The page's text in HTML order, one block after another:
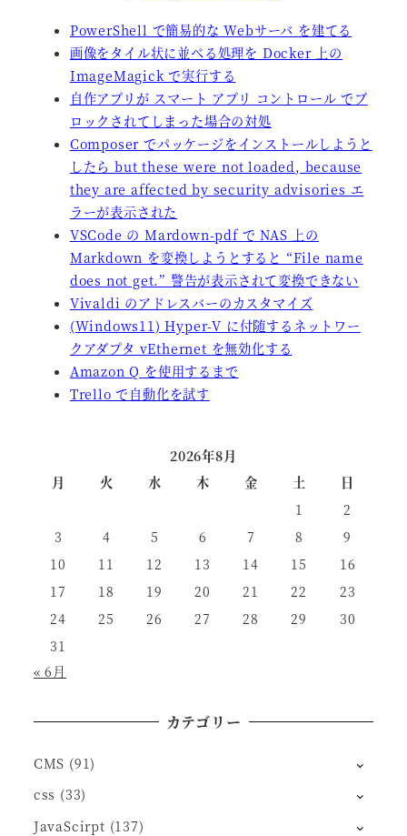
PowerShell で簡易的な Webサーバ を建てる
画像をタイル状に並べる処理を Docker 上の
ImageMagick で実行する
自作アプリが スマート アプリ コントロール でブ
ロックされてしまった場合の対処
Composer でパッケージをインストールしようと
したら but these were not loaded, because
they are affected by security advisories エ
ラーが表示された
VSCode の Mardown-pdf で NAS 上の
Markdown を変換しようとすると “File name
does not get.” 警告が表示されて変換できない
Vivaldi のアドレスバーのカスタマイズ
(Windows11) Hyper-V に付随するネットワー
クアダプタ vEthernet を無効化する
Amazon Q を使用するまで
Trello で自動化を試す
2026年8月
月
火 水 木 金 土
日
1
2
3
4 5 6 7 8
9
10
11 12 13 14 15
16
17
18 19 20 21 22
23
24
25 26 27 28 29
30
31
« 6月
カテゴリー
CMS (91)
css (33)
JavaScirpt (137)